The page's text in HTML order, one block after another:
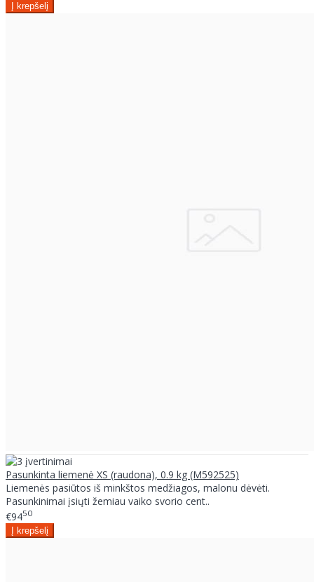
Pasunkinta liemenė XS (raudona), 0.9 kg (M592525)
Liemenės pasiūtos iš minkštos medžiagos, malonu dėvėti.
Pasunkinimai įsiųti žemiau vaiko svorio cent..
€9450